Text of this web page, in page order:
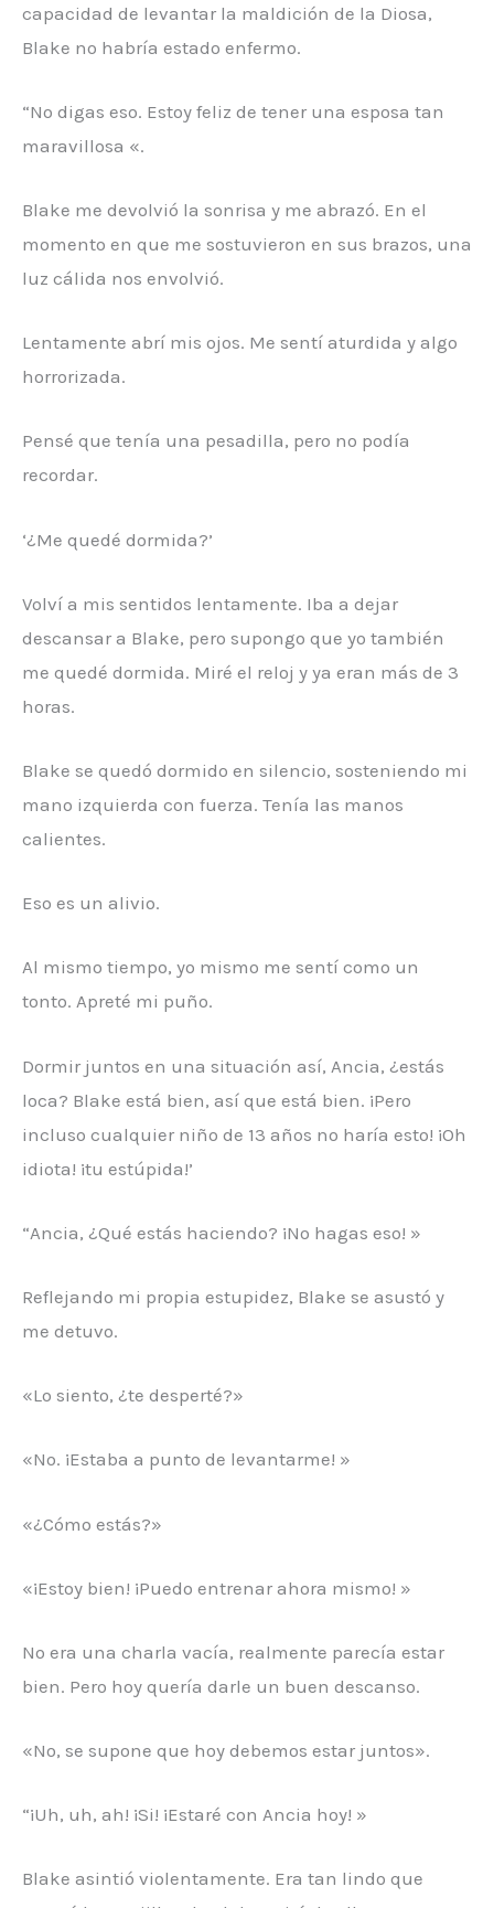
capacidad de levantar la maldición de la Diosa,
Blake no habría estado enfermo.
“No digas eso. Estoy feliz de tener una esposa tan
maravillosa «.
Blake me devolvió la sonrisa y me abrazó. En el
momento en que me sostuvieron en sus brazos, una
luz cálida nos envolvió.
Lentamente abrí mis ojos. Me sentí aturdida y algo
horrorizada.
Pensé que tenía una pesadilla, pero no podía
recordar.
‘¿Me quedé dormida?’
Volví a mis sentidos lentamente. Iba a dejar
descansar a Blake, pero supongo que yo también
me quedé dormida. Miré el reloj y ya eran más de 3
horas.
Blake se quedó dormido en silencio, sosteniendo mi
mano izquierda con fuerza. Tenía las manos
calientes.
Eso es un alivio.
Al mismo tiempo, yo mismo me sentí como un
tonto. Apreté mi puño.
Dormir juntos en una situación así, Ancia, ¿estás
loca? Blake está bien, así que está bien. ¡Pero
incluso cualquier niño de 13 años no haría esto! ¡Oh
idiota! ¡tu estúpida!’
“Ancia, ¿Qué estás haciendo? ¡No hagas eso! »
Reflejando mi propia estupidez, Blake se asustó y
me detuvo.
«Lo siento, ¿te desperté?»
«No. ¡Estaba a punto de levantarme! »
«¿Cómo estás?»
«¡Estoy bien! ¡Puedo entrenar ahora mismo! »
No era una charla vacía, realmente parecía estar
bien. Pero hoy quería darle un buen descanso.
«No, se supone que hoy debemos estar juntos».
“¡Uh, uh, ah! ¡Si! ¡Estaré con Ancia hoy! »
Blake asintió violentamente. Era tan lindo que